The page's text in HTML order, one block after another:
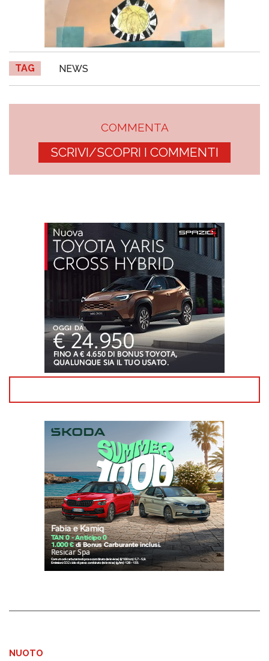
TAG NEWS
COMMENTA
SCRIVI/SCOPRI I COMMENTI
NUOTO